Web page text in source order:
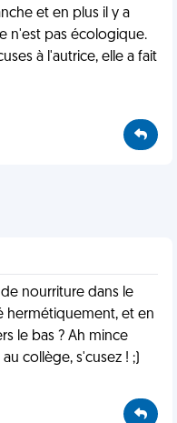
et en plus il y a
n'est pas écologique.
à l'autrice, elle a fait
nourriture dans le
hermétiquement, et en
le bas ? Ah mince
collège, s'cusez ! ;)